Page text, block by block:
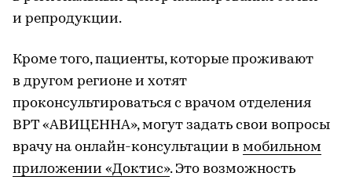
и репродукции.
Кроме того, пациенты, которые проживают
в другом регионе и хотят
проконсультироваться с врачом отделения
ВРТ «АВИЦЕННА», могут задать свои вопросы
врачу на онлайн-консультации в мобильном
приложении «Доктис». Это возможность